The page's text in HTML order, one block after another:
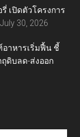
เปิดตัวโครงการ
July 30, 2026
อาหารเริ่มฟื้น ชี้
ดิบลด-ส่งออก